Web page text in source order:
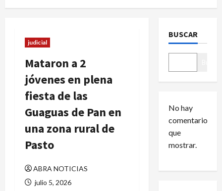
judicial
Mataron a 2
jóvenes en plena
fiesta de las
Guaguas de Pan en
una zona rural de
Pasto
ABRA NOTICIAS
julio 5, 2026
BUSCAR
No hay
comentarios
que
mostrar.